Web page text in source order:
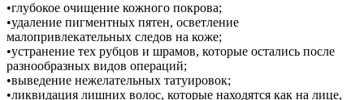
•глубокое очищение кожного покрова;
•удаление пигментных пятен, осветление
малопривлекательных следов на коже;
•устранение тех рубцов и шрамов, которые остались после
разнообразных видов операций;
•выведение нежелательных татуировок;
•ликвидация лишних волос, которые находятся как на лице,